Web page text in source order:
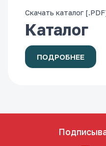
Скачать каталог
Каталог
ПОДРОБНЕЕ